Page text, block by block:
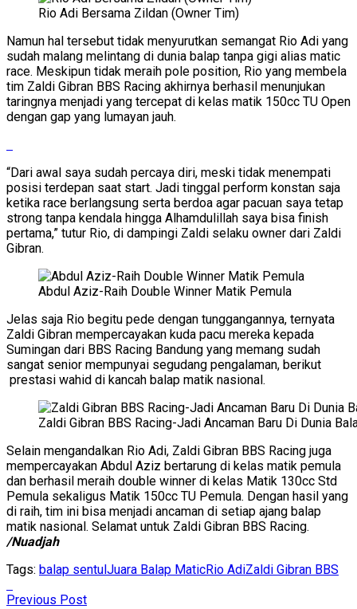
Rio Adi Bersama Zildan (Owner Tim)
Namun hal tersebut tidak menyurutkan semangat Rio Adi yang
sudah malang melintang di dunia balap tanpa gigi alias matic
race. Meskipun tidak meraih pole position, Rio yang membela
tim Zaldi Gibran BBS Racing akhirnya berhasil menunjukan
taringnya menjadi yang tercepat di kelas matik 150cc TU Open
dengan gap yang lumayan jauh.
“Dari awal saya sudah percaya diri, meski tidak menempati
posisi terdepan saat start. Jadi tinggal perform konstan saja
ketika race berlangsung serta berdoa agar pacuan saya tetap
strong tanpa kendala hingga Alhamdulillah saya bisa finish
pertama,” tutur Rio, di dampingi Zaldi selaku owner dari Zaldi
Gibran.
Abdul Aziz-Raih Double Winner Matik Pemula
Jelas saja Rio begitu pede dengan tunggangannya, ternyata
Zaldi Gibran mempercayakan kuda pacu mereka kepada
Sumingan dari BBS Racing Bandung yang memang sudah
sangat senior mempunyai segudang pengalaman, berikut
prestasi wahid di kancah balap matik nasional.
Zaldi Gibran BBS Racing-Jadi Ancaman Baru Di Dunia
Selain mengandalkan Rio Adi, Zaldi Gibran BBS Racing juga
mempercayakan Abdul Aziz bertarung di kelas matik pemula
dan berhasil meraih double winner di kelas Matik 130cc Std
Pemula sekaligus Matik 150cc TU Pemula. Dengan hasil yang
di raih, tim ini bisa menjadi ancaman di setiap ajang balap
matik nasional. Selamat untuk Zaldi Gibran BBS Racing.
/Nuadjah
Tags: balap sentul Juara Balap MaticRio AdiZaldi Gibran BBS
Previous Post